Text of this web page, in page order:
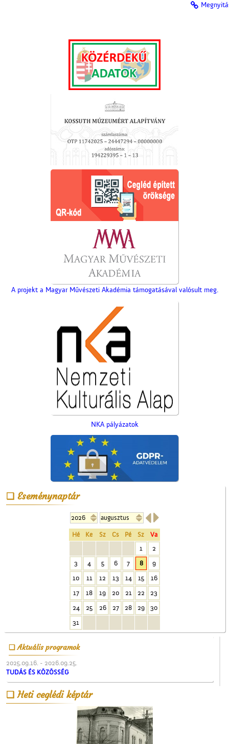
A projekt a Magyar Művészeti Akadémia támogatásával valósult meg.
NKA pályázatok
Eseménynaptár

Hé Ke Sz Cs Pé Sz
Va
1
2
3
4 5 6 7 8
9
10
11 12 13 14 15
16
17
18 19 20 21 22
23
24
25 26 27 28 29
30
31
Aktuális programok
2025.09.16. - 2026.09.25.
TUDÁS ÉS KÖZÖSSÉG
Heti ceglédi képtár
Az Ofotért
A Nagytemplom
Névtábla a dr. Gombos
Lajos utcából